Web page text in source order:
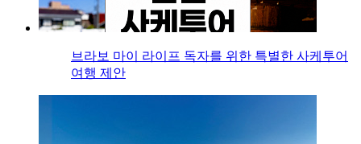
브라보 마이 라이프 독자를 위한 특별한 사케투어
여행 제안